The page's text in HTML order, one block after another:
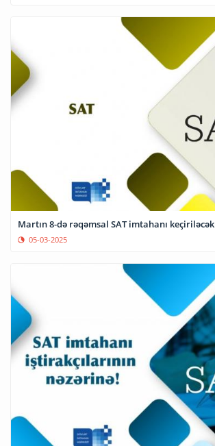
Martın 8-də rəqəmsal SAT imtahanı keçiriləcək
05-03-2025